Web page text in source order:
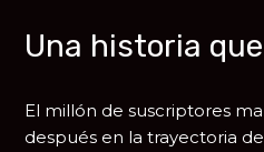
Una historia
El millón de suscriptores
después en la trayectoria